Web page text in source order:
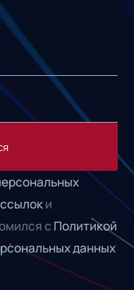
и
с Политикой
данных